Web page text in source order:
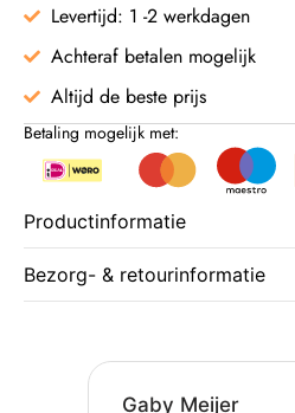
Levertijd: 1 -2 werkdagen
Achteraf betalen mogelijk
Altijd de beste prijs
Betaling mogelijk met:
Productinformatie
Bezorg- & retourinformatie